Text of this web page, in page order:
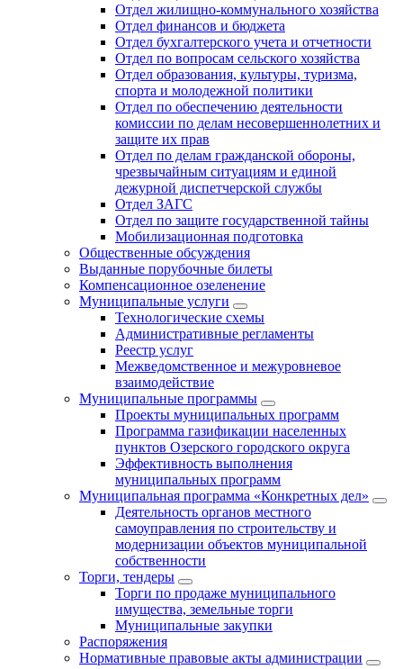
Отдел жилищно-коммунального хозяйства
Отдел финансов и бюджета
Отдел бухгалтерского учета и отчетности
Отдел по вопросам сельского хозяйства
Отдел образования, культуры, туризма,
спорта и молодежной политики
Отдел по обеспечению деятельности
комиссии по делам несовершеннолетних и
защите их прав
Отдел по делам гражданской обороны,
чрезвычайным ситуациям и единой
дежурной диспетчерской службы
Отдел ЗАГС
Отдел по защите государственной тайны
Мобилизационная подготовка
Общественные обсуждения
Выданные порубочные билеты
Компенсационное озеленение
Муниципальные услуги
Технологические схемы
Административные регламенты
Реестр услуг
Межведомственное и межуровневое
взаимодействие
Муниципальные программы
Проекты муниципальных программ
Программа газификации населенных
пунктов Озерского городского округа
Эффективность выполнения
муниципальных программ
Муниципальная программа «Конкретных дел»
Деятельность органов местного
самоуправления по строительству и
модернизации объектов муниципальной
собственности
Торги, тендеры
Торги по продаже муниципального
имущества, земельные торги
Муниципальные закупки
Распоряжения
Нормативные правовые акты администрации